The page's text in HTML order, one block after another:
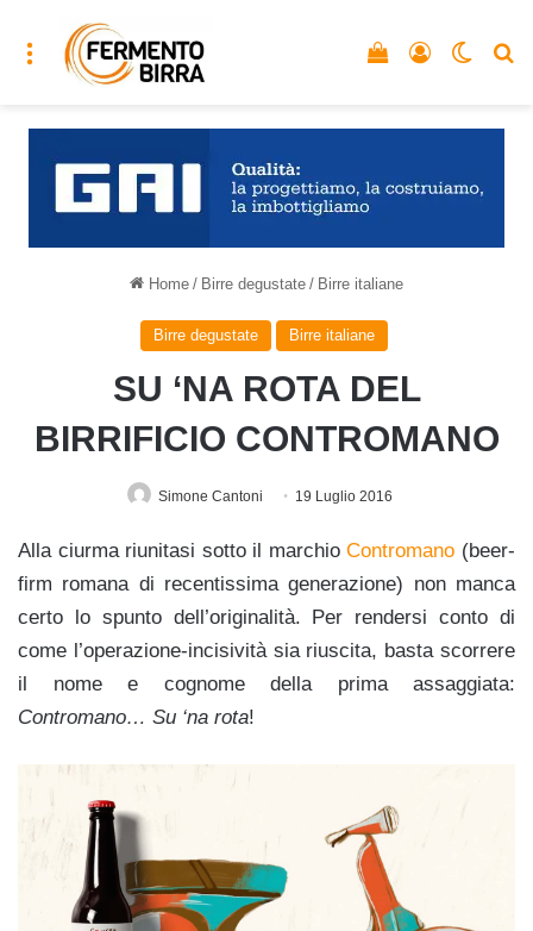
Menu Accedi
Vedi il carrello
Home / Birre degustate / Birre italiane
Birre degustate Birre italiane
SU ‘NA ROTA DEL
BIRRIFICIO CONTROMANO
Simone Cantoni 19 Luglio 2016
Alla ciurma riunitasi sotto il marchioContromano (beer-
firm romana di recentissima generazione) non manca
certo lo spunto dell’originalità. Per rendersi conto di
come l’operazione-incisività sia riuscita, basta scorrere
il nome e cognome della prima assaggiata:
Contromano… Su ‘na rota!